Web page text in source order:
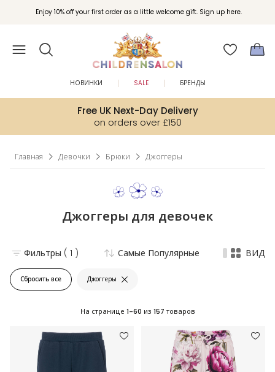
Enjoy 10% off your first order as a little welcome gift. Sign up here.
Вступайте в клуб Бонусы Childrensalon для эксклюзивных привилегий при
покупках.
Free UK Next-Day Delivery
on orders over £150
НОВИНКИ SALE БРЕНДЫ
Главная Девочки Брюки Джоггеры
Джоггеры для девочек
Сбросить все Джоггеры
Фильтры ( 1 ) Самые Популярные ВИД
На странице 1-60 из 157 товаров